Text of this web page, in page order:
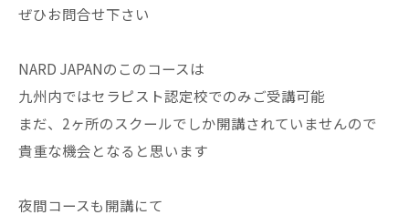
ぜひお問合せ下さい
NARD JAPANのこのコースは
九州内ではセラピスト認定校でのみご受講可能
まだ、2ヶ所のスクールでしか開講されていませんので
貴重な機会となると思います
夜間コースも開講にて